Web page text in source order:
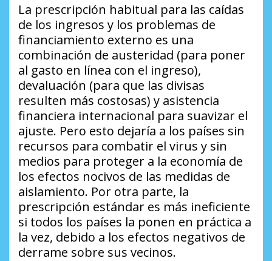
La prescripción habitual para las caídas
de los ingresos y los problemas de
financiamiento externo es una
combinación de austeridad (para poner
al gasto en línea con el ingreso),
devaluación (para que las divisas
resulten más costosas) y asistencia
financiera internacional para suavizar el
ajuste. Pero esto dejaría a los países sin
recursos para combatir el virus y sin
medios para proteger a la economía de
los efectos nocivos de las medidas de
aislamiento. Por otra parte, la
prescripción estándar es más ineficiente
si todos los países la ponen en práctica a
la vez, debido a los efectos negativos de
derrame sobre sus vecinos.